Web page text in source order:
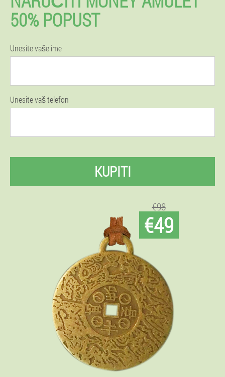
50% POPUST
Unesite vaše ime
Unesite vaš telefon
KUPITI
€98
€49